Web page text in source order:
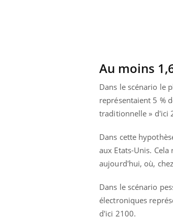
Au moins
Dans le scénario le
représentaient 5 %
traditionnelle » d'ici
Dans cette
aux Etats-Unis.
aujourd'hui, où,
Dans le scénario
électroniques
d'ici 2100.
maladie ?
Et si les
bientôt
plombage ?